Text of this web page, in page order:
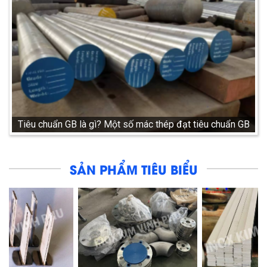
Tiêu chuẩn GB là gì? Một số mác thép đạt tiêu chuẩn GB
SẢN PHẨM TIÊU BIỂU